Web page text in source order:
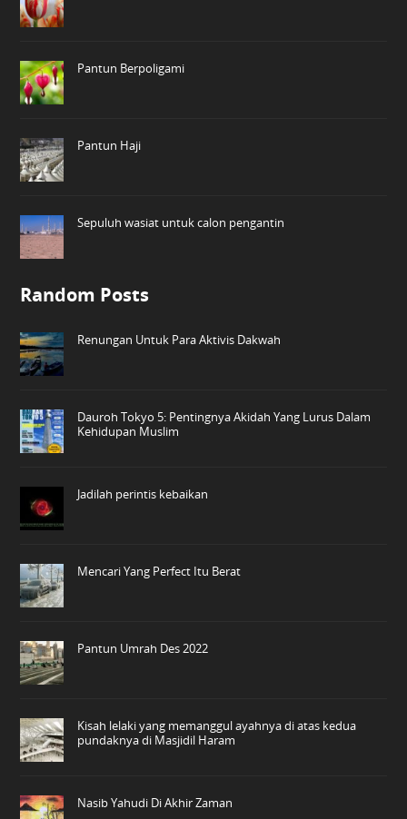
Pantun Berpoligami
Pantun Haji
Sepuluh wasiat untuk calon pengantin
Random Posts
Renungan Untuk Para Aktivis Dakwah
Dauroh Tokyo 5: Pentingnya Akidah Yang Lurus Dalam
Kehidupan Muslim
Jadilah perintis kebaikan
Mencari Yang Perfect Itu Berat
Pantun Umrah Des 2022
Kisah lelaki yang memanggul ayahnya di atas kedua
pundaknya di Masjidil Haram
Nasib Yahudi Di Akhir Zaman